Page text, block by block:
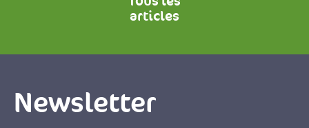
articles
Newsletter